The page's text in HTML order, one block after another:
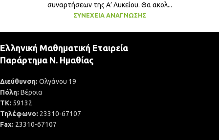
συναρτήσεων της Α’ Λυκείου. Θα ακολ...
ΣΥΝΈΧΕΙΑ ΑΝΆΓΝΩΣΗΣ
Ελληνική Μαθηματική Εταιρεία
Παράρτημα Ν. Ημαθίας
Διεύθυνση: Ολγάνου 19
Πόλη: Βέροια
ΤΚ: 59132
Τηλέφωνο: 23310-67107
Fax: 23310-67107